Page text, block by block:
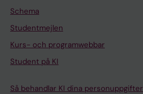
Schema
Studentmejlen
Kurs- och programwebbar
Student på KI
Så behandlar KI dina personuppgifter